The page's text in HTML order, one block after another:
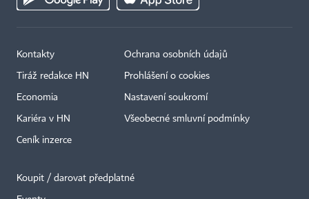
Kontakty
Tiráž redakce HN
Economia
Kariéra v HN
Ceník inzerce
Ochrana osobních údajů
Prohlášení o cookies
Nastavení soukromí
Všeobecné smluvní podmínky
Koupit / darovat předplatné